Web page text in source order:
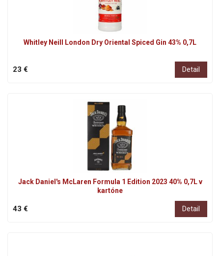
Whitley Neill London Dry Oriental Spiced Gin 43% 0,7L
23 € Detail
Jack Daniel's McLaren Formula 1 Edition 2023 40% 0,7L v
kartóne
43 € Detail